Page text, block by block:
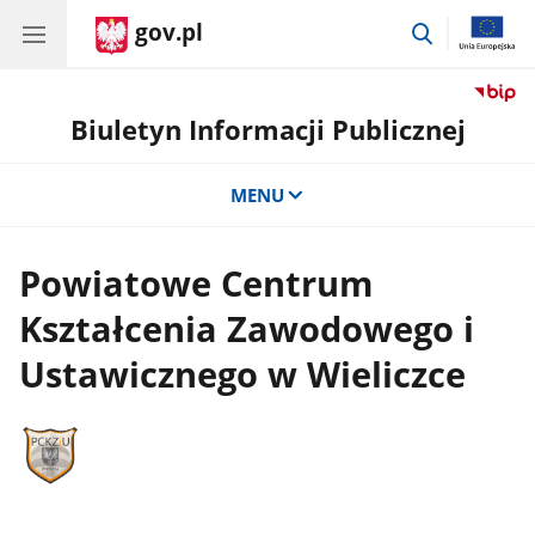
gov.pl
przejdź
Biuletyn Informacji Publicznej
MENU
Powiatowe Centrum
Kształcenia Zawodowego i
Ustawicznego w Wieliczce